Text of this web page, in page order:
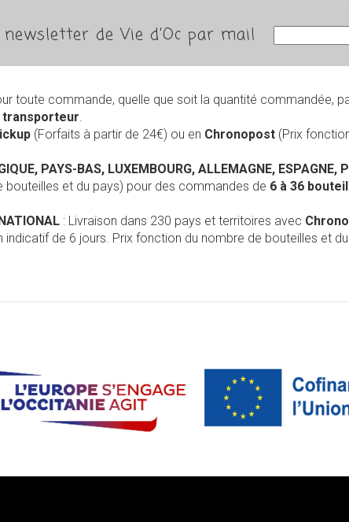
de Vie d'Oc par mail
toute commande, quelle que soit la quantité commandée,
transporteur.
(Forfaits à partir de 24€) ou en Chronopost (Prix
PAYS-BAS, LUXEMBOURG, ALLEMAGNE, ESPAGNE,
bouteilles et du pays) pour des commandes de 6 à 36
: Livraison dans 230 pays et territoires avec
indicatif de 6 jours. Prix fonction du nombre de bouteilles et